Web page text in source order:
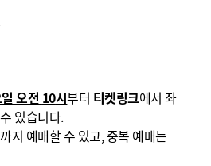
오전 10시부터 티켓링크에서 좌
있습니다.
까지 예매할 수 있고,중복 예매는